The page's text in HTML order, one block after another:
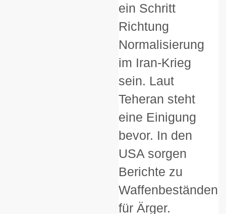
ein Schritt
Richtung
Normalisierung
im Iran-Krieg
sein. Laut
Teheran steht
eine Einigung
bevor. In den
USA sorgen
Berichte zu
Waffenbeständen
für Ärger.